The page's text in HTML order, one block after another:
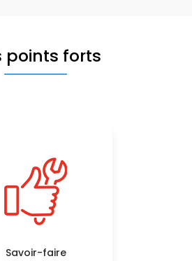
points forts
Savoir-faire